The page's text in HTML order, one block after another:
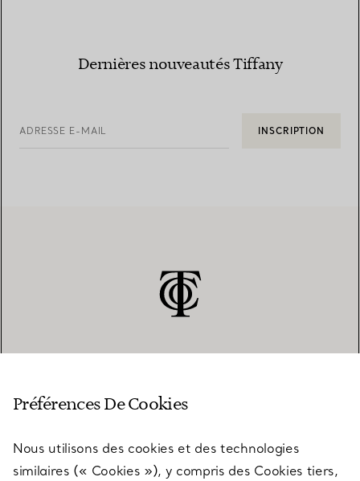
Dernières nouveautés Tiffany
ADRESSE E-MAIL INSCRIPTION
SERVICES
Préférences De Cookies
Nous utilisons des cookies et des technologies
similaires (« Cookies »), y compris des Cookies tiers,